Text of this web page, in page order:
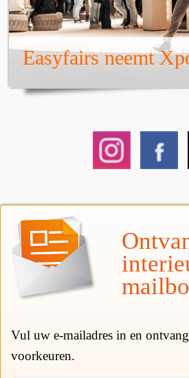
Easyfairs neemt
Vul uw e-mailadres in en
voorkeuren.